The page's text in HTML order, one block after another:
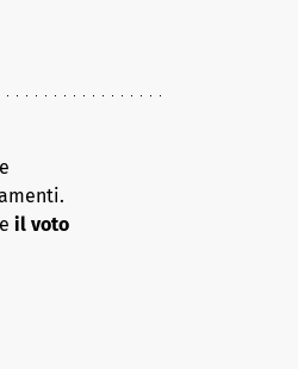
e il voto